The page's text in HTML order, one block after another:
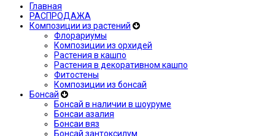
Главная
РАСПРОДАЖА
Композиции из растений
Флорариумы
Композиции из орхидей
Растения в кашпо
Растения в декоративном кашпо
Фитостены
Композиции из бонсай
Бонсай
Бонсай в наличии в шоуруме
Бонсаи азалия
Бонсаи вяз
Бонсай зантоксилум